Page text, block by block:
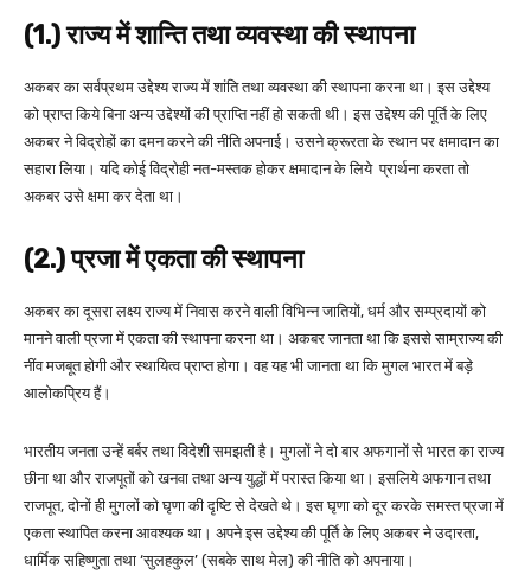
(1.) राज्य में शान्ति तथा व्यवस्था की स्थापना
अकबर का सर्वप्रथम उद्देश्य राज्य में शांति तथा व्यवस्था की स्थापना करना था। इस उद्देश्य
को प्राप्त किये बिना अन्य उद्देश्यों की प्राप्ति नहीं हो सकती थी। इस उद्देश्य की पूर्ति के लिए
अकबर ने विद्रोहों का दमन करने की नीति अपनाई। उसने क्रूरता के स्थान पर क्षमादान का
सहारा लिया। यदि कोई विद्रोही नत-मस्तक होकर क्षमादान के लिये प्रार्थना करता तो
अकबर उसे क्षमा कर देता था।
(2.) प्रजा में एकता की स्थापना
अकबर का दूसरा लक्ष्य राज्य में निवास करने वाली विभिन्न जातियों, धर्म और सम्प्रदायों को
मानने वाली प्रजा में एकता की स्थापना करना था। अकबर जानता था कि इससे साम्राज्य की
नींव मजबूत होगी और स्थायित्व प्राप्त होगा। वह यह भी जानता था कि मुगल भारत में बड़े
आलोकप्रिय हैं।
भारतीय जनता उन्हें बर्बर तथा विदेशी समझती है। मुगलों ने दो बार अफगानों से भारत का राज्य
छीना था और राजपूतों को खनवा तथा अन्य युद्धों में परास्त किया था। इसलिये अफगान तथा
राजपूत, दोनों ही मुगलों को घृणा की दृष्टि से देखते थे। इस घृणा को दूर करके समस्त प्रजा में
एकता स्थापित करना आवश्यक था। अपने इस उद्देश्य की पूर्ति के लिए अकबर ने उदारता,
धार्मिक सहिष्णुता तथा ‘सुलहकुल’ (सबके साथ मेल) की नीति को अपनाया।